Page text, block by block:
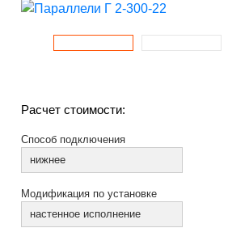
Расчет стоимости:
Способ подключения
нижнее
Модификация по установке
настенное исполнение